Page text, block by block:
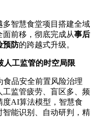
智慧食堂项目搭建全域
前移，彻底完成从事后
预防的跨越式升级。
人工监管的时空局限
品安全前置风险治理
监管疲劳、盲区多、频
度AI算法模型，智慧食
能识别、自动研判，精